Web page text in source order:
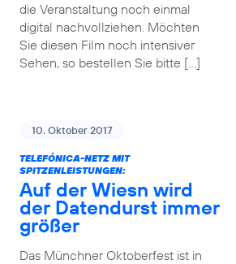
die Veranstaltung noch einmal
digital nachvollziehen. Möchten
Sie diesen Film noch intensiver
Sehen, so bestellen Sie bitte […]
10. Oktober 2017
TELEFÓNICA-NETZ MIT
SPITZENLEISTUNGEN:
Auf der Wiesn wird
der Datendurst immer
größer
Das Münchner Oktoberfest ist in